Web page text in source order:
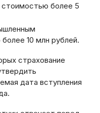
более 5
10 млн рублей.
страхование
дата вступления